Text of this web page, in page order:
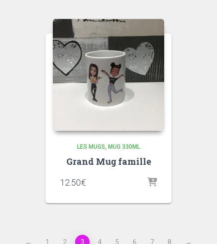
LES MUGS MUG 330ML
Grand Mug famille
12.50€
← 1 2 3 4 5 6 7 8 →